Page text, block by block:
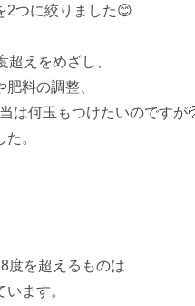
2つに絞りました😊
えをめざし、
料の調整、
は何玉もつけたいのですが
。
度を超えるものは
ます。